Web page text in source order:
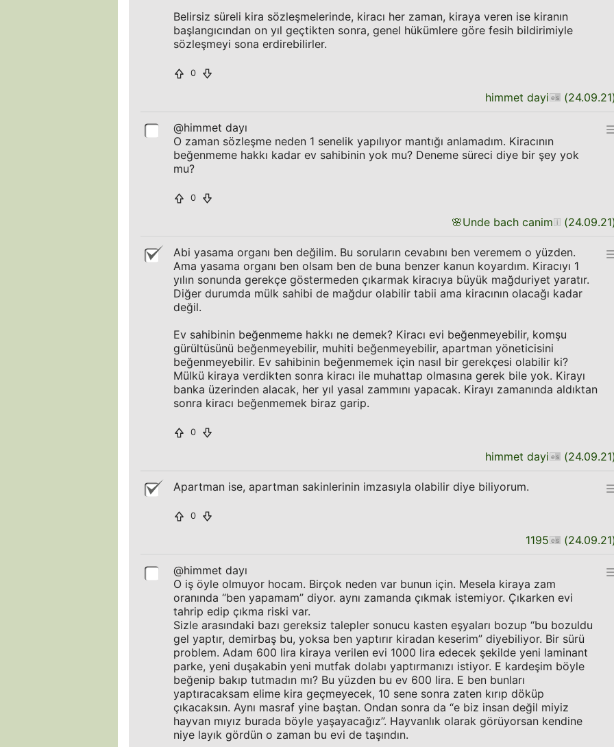
Belirsiz süreli kira sözleşmelerinde, kiracı her zaman, kiraya veren ise kiranın
başlangıcından on yıl geçtikten sonra, genel hükümlere göre fesih bildirimiyle
sözleşmeyi sona erdirebilirler.
0
himmet dayi (24.09.21
@himmet dayı
O zaman sözleşme neden 1 senelik yapılıyor mantığı anlamadım. Kiracının
beğenmeme hakkı kadar ev sahibinin yok mu? Deneme süreci diye bir şey yok
mu?
0
🌸Unde bach canim (24.09.21
Abi yasama organı ben değilim. Bu soruların cevabını ben veremem o yüzden.
Ama yasama organı ben olsam ben de buna benzer kanun koyardım. Kiracıyı 1
yılın sonunda gerekçe göstermeden çıkarmak kiracıya büyük mağduriyet yaratır.
Diğer durumda mülk sahibi de mağdur olabilir tabii ama kiracının olacağı kadar
değil.
Ev sahibinin beğenmeme hakkı ne demek? Kiracı evi beğenmeyebilir, komşu
gürültüsünü beğenmeyebilir, muhiti beğenmeyebilir, apartman yöneticisini
beğenmeyebilir. Ev sahibinin beğenmemek için nasıl bir gerekçesi olabilir ki?
Mülkü kiraya verdikten sonra kiracı ile muhattap olmasına gerek bile yok. Kirayı
banka üzerinden alacak, her yıl yasal zammını yapacak. Kirayı zamanında aldıktan
sonra kiracı beğenmemek biraz garip.
0
himmet dayi (24.09.21
Apartman ise, apartman sakinlerinin imzasıyla olabilir diye biliyorum.
0
1195 (24.09.21
@himmet dayı
O iş öyle olmuyor hocam. Birçok neden var bunun için. Mesela kiraya zam
oranında “ben yapamam” diyor. aynı zamanda çıkmak istemiyor. Çıkarken evi
tahrip edip çıkma riski var.
Sizle arasındaki bazı gereksiz talepler sonucu kasten eşyaları bozup “bu bozuldu
gel yaptır, demirbaş bu, yoksa ben yaptırır kiradan keserim” diyebiliyor. Bir sürü
problem. Adam 600 lira kiraya verilen evi 1000 lira edecek şekilde yeni laminant
parke, yeni duşakabin yeni mutfak dolabı yaptırmanızı istiyor. E kardeşim böyle
beğenip bakıp tutmadın mı? Bu yüzden bu ev 600 lira. E ben bunları
yaptıracaksam elime kira geçmeyecek, 10 sene sonra zaten kırıp döküp
çıkacaksın. Aynı masraf yine baştan. Ondan sonra da “e biz insan değil miyiz
hayvan mıyız burada böyle yaşayacağız”. Hayvanlık olarak görüyorsan kendine
niye layık gördün o zaman bu evi de taşındın.